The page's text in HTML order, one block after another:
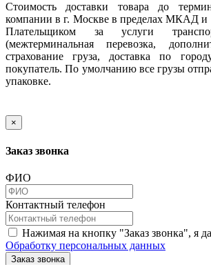
Стоимость доставки товара до
компании в г. Москве в пределах МКАД и
Плательщиком за услуги
(межтерминальная перевозка,
страхование груза, доставка по
покупатель. По умолчанию все грузы
упаковке.
×
Заказ звонка
ФИО
Контактный телефон
Нажимая на кнопку "Заказ звонка", я
Обработку персональных данных
Заказ звонка